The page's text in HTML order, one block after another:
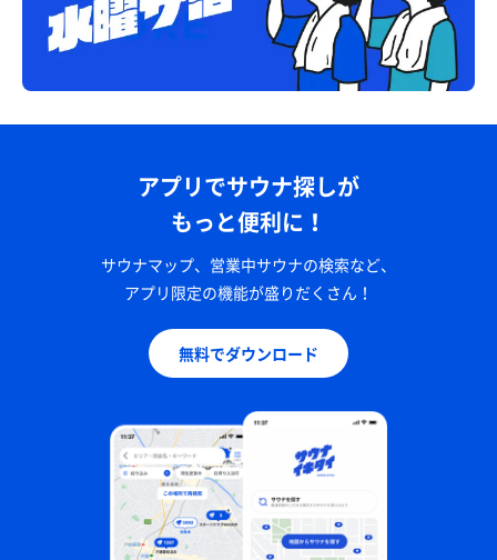
アプリでサウナ探しが
もっと便利に！
サウナマップ、営業中サウナの検索など、
アプリ限定の機能が盛りだくさん！
無料でダウンロード